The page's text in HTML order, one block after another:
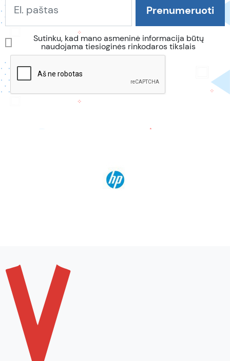
Sutinku, kad mano asmeninė informacija būtų
naudojama tiesioginės rinkodaros tikslais